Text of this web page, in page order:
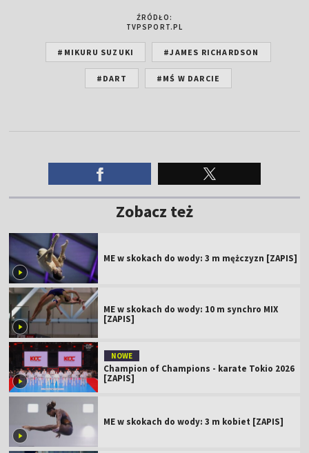
ŹRÓDŁO:
TVPSPORT.PL
#MIKURU SUZUKI #JAMES RICHARDSON
#DART #MŚ W DARCIE
Zobacz też
ME w skokach do wody: 3 m mężczyzn [ZAPIS]
ME w skokach do wody: 10 m synchro MIX
[ZAPIS]
NOWE
Champion of Champions - karate Tokio 2026
[ZAPIS]
ME w skokach do wody: 3 m kobiet [ZAPIS]